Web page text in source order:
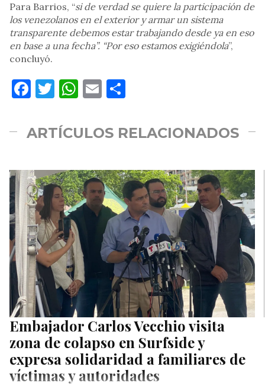
Para Barrios, “si de verdad se quiere la participación de
los venezolanos en el exterior y armar un sistema
transparente debemos estar trabajando desde ya en eso
en base a una fecha”. “Por eso estamos exigiéndola”,
concluyó.
Facebook
Twitter
WhatsApp
Email
ARTÍCULOS RELACIONADOS
Embajador Carlos Vecchio visita
zona de colapso en Surfside y
expresa solidaridad a familiares de
víctimas y autoridades